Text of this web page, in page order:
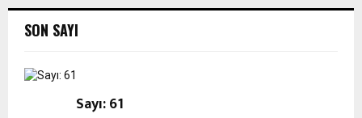
SON SAYI
Sayı: 61